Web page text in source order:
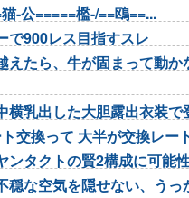
-公=====檻-/==鴎==...
で900レス目指すスレ
えたら、牛が固まって動か
横乳出した大胆露出衣装で
ト交換って 大半が交換レー
ンタクトの賢2構成に可能
穏な空気を隠せない、う